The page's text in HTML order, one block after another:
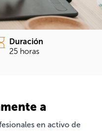
Duración
25 horas
a
en activo de